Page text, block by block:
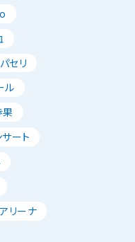
セリ
ル
ート
リーナ